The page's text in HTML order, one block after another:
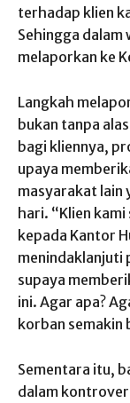
terhadap klien
Sehingga dalam
melaporkan ke
Langkah
bukan tanpa
bagi kliennya,
upaya
masyarakat lain
hari. “Klien
kepada Kantor
menindaklanjuti
supaya
ini. Agar apa?
korban semakin
Sementara itu,
dalam